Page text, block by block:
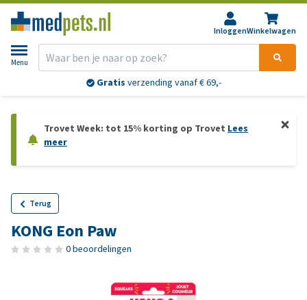
InloggenWinkelwagen
Menu
Gratis verzending vanaf € 69,-
Trovet Week: tot 15% korting op Trovet Lees
meer
Terug
KONG Eon Paw
0 beoordelingen